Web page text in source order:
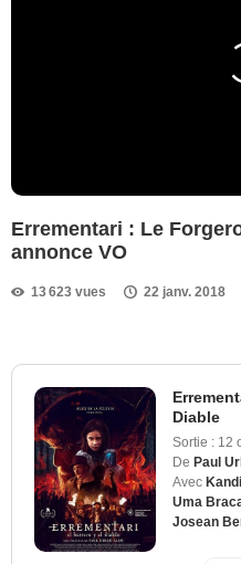
Errementari : Le
annonce VO
13 623 vues 22 janv. 2018
Diable
Sortie : 12
De Paul
Avec
Uma
Josean